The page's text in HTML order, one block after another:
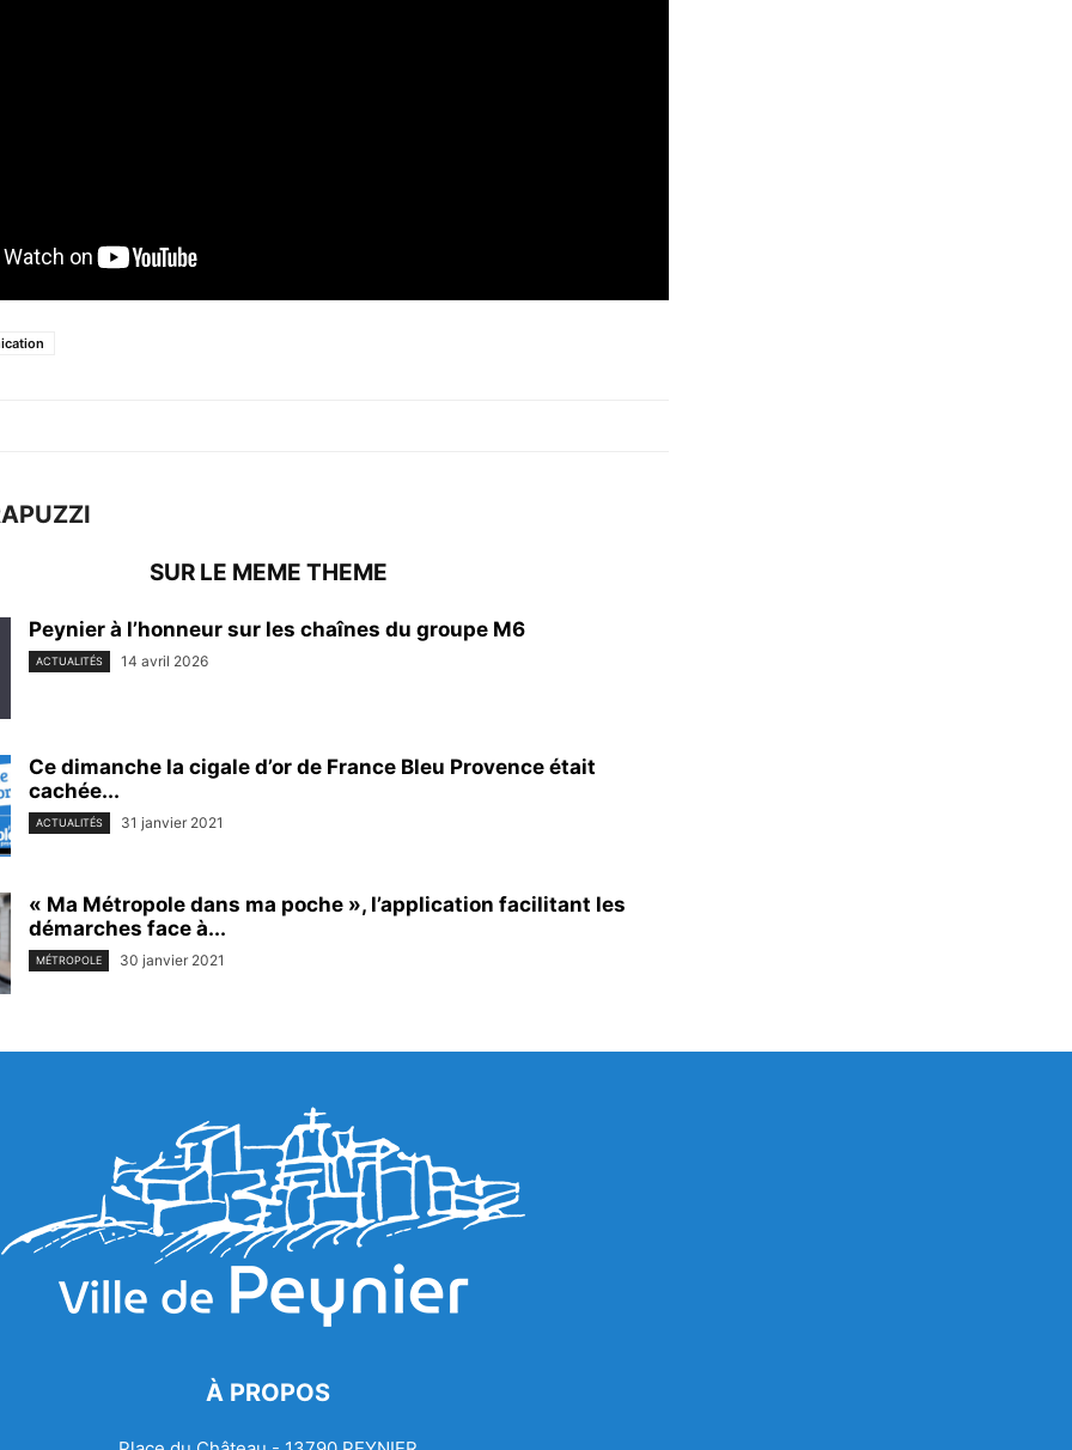
SUR LE MEME THEME
Peynier à l’honneur sur les chaînes du groupe M6
ACTUALITÉS 14 avril 2026
Ce dimanche la cigale d’or de France Bleu Provence était
cachée...
ACTUALITÉS 31 janvier 2021
« Ma Métropole dans ma poche », l’application facilitant les
démarches face à...
MÉTROPOLE 30 janvier 2021
À PROPOS